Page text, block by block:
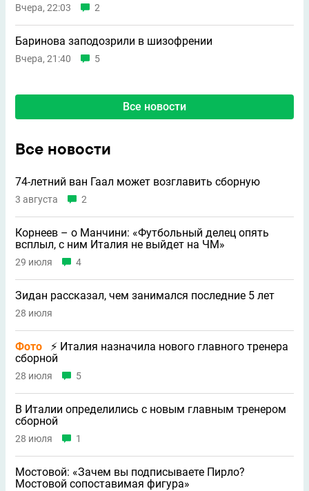
Вчера, 22:03 2
Баринова заподозрили в шизофрении
Вчера, 21:40 5
Все новости
Все новости
74-летний ван Гаал может возглавить сборную
3 августа 2
Корнеев – о Манчини: «Футбольный делец опять
всплыл, с ним Италия не выйдет на ЧМ»
29 июля 4
Зидан рассказал, чем занимался последние 5 лет
28 июля
Фото
⚡ Италия назначила нового главного тренера
сборной
28 июля 5
В Италии определились с новым главным тренером
сборной
28 июля 1
Мостовой: «Зачем вы подписываете Пирло?
Мостовой сопоставимая фигура»